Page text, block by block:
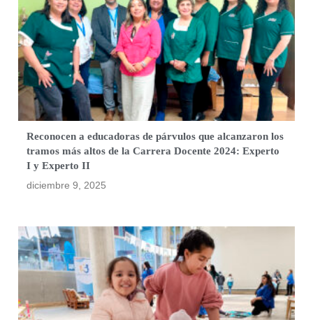
Reconocen a educadoras de párvulos que alcanzaron los
tramos más altos de la Carrera Docente 2024: Experto
I y Experto II
diciembre 9, 2025